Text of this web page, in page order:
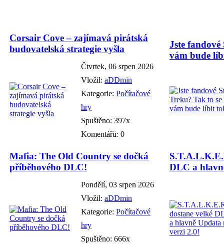
Corsair Cove – zajímavá pirátská
budovatelská strategie vyšla
Čtvrtek, 06 srpen 2026
Vložil: aDDmin
Kategorie: Počítačové
hry
Spuštěno: 397x
Komentářů: 0
Jste
vám bude
Mafia: The Old Country se dočká
příběhového DLC!
Pondělí, 03 srpen 2026
Vložil: aDDmin
Kategorie: Počítačové
hry
Spuštěno: 666x
DLC a